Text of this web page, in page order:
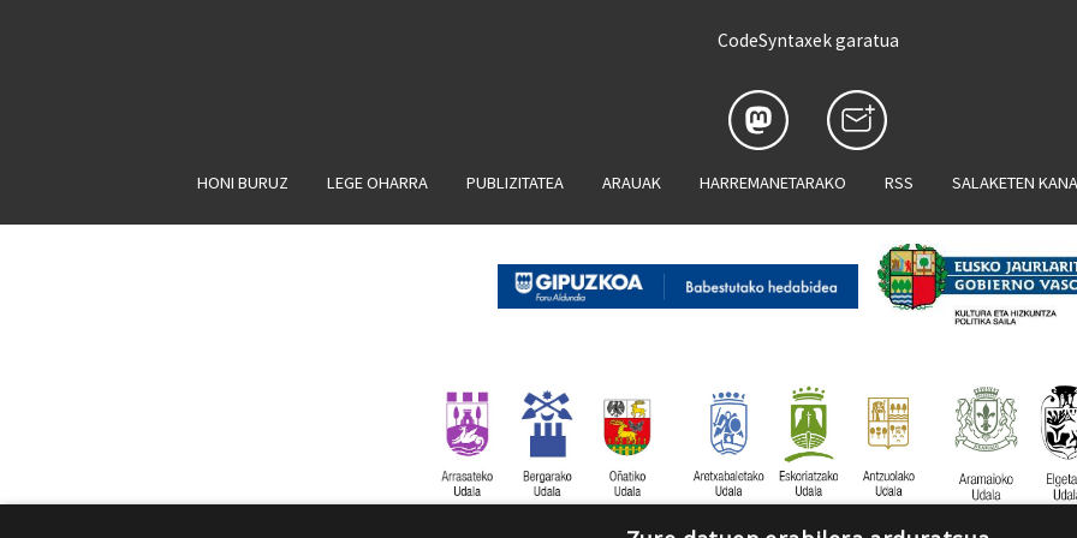
CodeSyntaxek garatua
HONI BURUZ LEGE OHARRA PUBLIZITATEA ARAUAK HARREMANETARAKO RSS SALAKETEN